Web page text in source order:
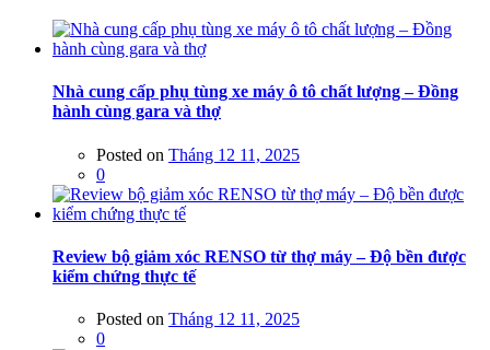
Nhà cung cấp phụ tùng xe máy ô tô chất lượng – Đồng
hành cùng gara và thợ
Posted on Tháng 12 11, 2025
0
Review bộ giảm xóc RENSO từ thợ máy – Độ bền được
kiểm chứng thực tế
Posted on Tháng 12 11, 2025
0